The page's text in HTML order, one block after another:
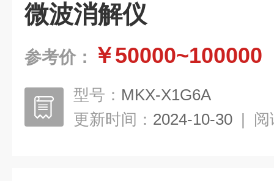
微波消解仪
参考价： ￥50000~100000
型号： MKX-X1G6A
更新时间： 2024-10-30 | 阅